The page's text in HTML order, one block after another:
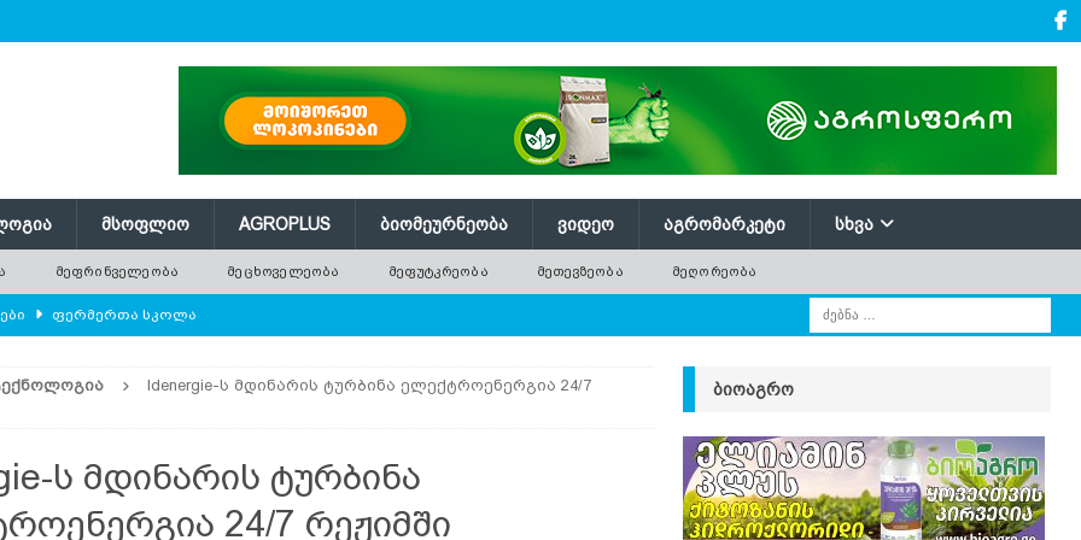
ᲛᲡᲝᲤᲚᲘᲝ AGROPLUS ᲑᲘᲝᲛᲔᲣᲠᲜᲔᲝᲑᲐ ᲕᲘᲓᲔᲝ ᲐᲒᲠᲝᲛᲐᲠᲙᲔᲢᲘ ᲡᲮᲕᲐ
ᲛᲔᲤᲠᲘᲜᲕᲔᲚᲔᲝᲑᲐ ᲛᲔᲪᲮᲝᲕᲔᲚᲔᲝᲑᲐ ᲛᲔᲤᲣᲢᲙᲠᲔᲝᲑᲐ ᲛᲔᲗᲔᲕᲖᲔᲝᲑᲐ ᲛᲔᲦᲝᲠᲔᲝᲑᲐ
ᲤᲔᲠᲛᲔᲠᲗᲐ ᲡᲙᲝᲚᲐ
გამხმარ ხეებს? AGROPLUS
და პროდუქტიულობა
შემცირებას პროგნოზირებენ ᲐᲒᲠᲝ ᲡᲘᲐᲮᲚᲔᲔᲑᲘ
Idenergie-ს მდინარის ტურბინა ელექტროენერგია 24/7
ს მდინარის ტურბინა
24/7 რეჟიმში
ᲑᲘᲝᲐᲒᲠᲝ